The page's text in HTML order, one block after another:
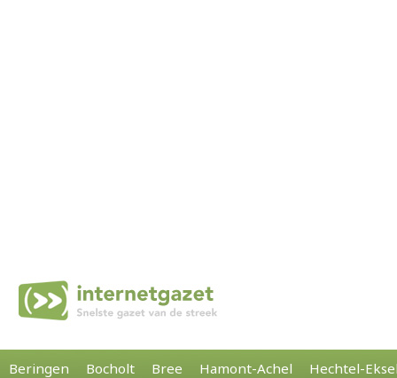
Beringen Bocholt Bree Hamont-Achel Hechtel-